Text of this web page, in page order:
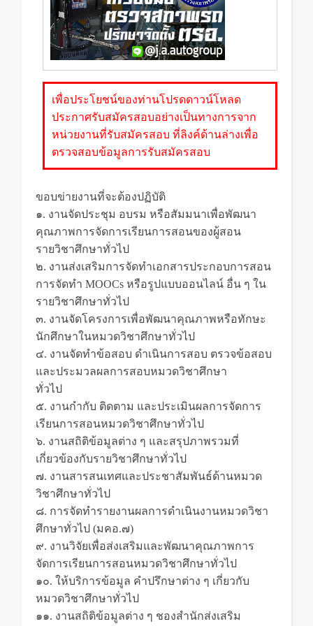
เพื่อประโยชน์ของท่านโปรดดาวน์โหลด
ประกาศรับสมัครสอบอย่างเป็นทางการจาก
หน่วยงานที่รับสมัครสอบ ที่ลิงค์ด้านล่างเพื่อ
ตรวจสอบข้อมูลการรับสมัครสอบ
ขอบข่ายงานที่จะต้องปฏิบัติ
๑. งานจัดประชุม อบรม หรือสัมมนาเพื่อพัฒนา
คุณภาพการจัดการเรียนการสอนของผู้สอน
รายวิชาศึกษาทั่วไป
๒. งานส่งเสริมการจัดทำเอกสารประกอบการสอน
การจัดทำ MOOCs หรือรูปแบบออนไลน์ อื่น ๆ ใน
รายวิชาศึกษาทั่วไป
๓. งานจัดโครงการเพื่อพัฒนาคุณภาพหรือทักษะ
นักศึกษาในหมวดวิชาศึกษาทั่วไป
๔. งานจัดทำข้อสอบ ดำเนินการสอบ ตรวจข้อสอบ
และประมวลผลการสอบหมวดวิชาศึกษา
ทั่วไป
๕. งานกำกับ ติดตาม และประเมินผลการจัดการ
เรียนการสอนหมวดวิชาศึกษาทั่วไป
๖. งานสถิติข้อมูลต่าง ๆ และสรุปภาพรวมที่
เกี่ยวข้องกับรายวิชาศึกษาทั่วไป
๗. งานสารสนเทศและประชาสัมพันธ์ด้านหมวด
วิชาศึกษาทั่วไป
๘. การจัดทำรายงานผลการดำเนินงานหมวดวิชา
ศึกษาทั่วไป (มคอ.๗)
๙. งานวิจัยเพื่อส่งเสริมและพัฒนาคุณภาพการ
จัดการเรียนการสอนหมวดวิชาศึกษาทั่วไป
๑๐. ให้บริการข้อมูล คำปรึกษาต่าง ๆ เกี่ยวกับ
หมวดวิชาศึกษาทั่วไป
๑๑. งานสถิติข้อมูลต่าง ๆ ชองสำนักส่งเสริม